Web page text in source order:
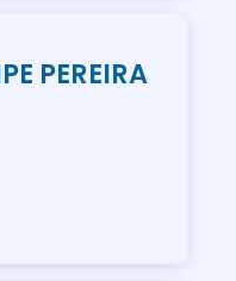
PEREIRA